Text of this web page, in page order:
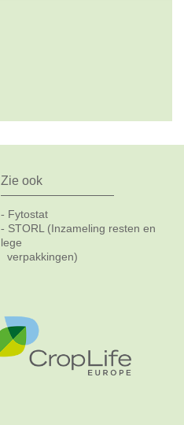
Zie ook
- Fytostat
- STORL (Inzameling resten en
lege
verpakkingen)